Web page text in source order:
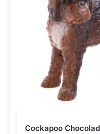
Cockapoo